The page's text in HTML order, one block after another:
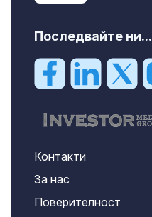
Последвайте ни...
Контакти
За нас
Поверителност